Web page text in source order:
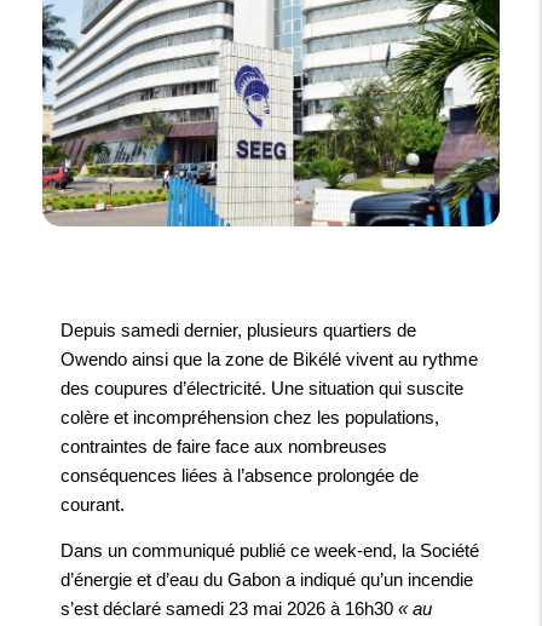
Depuis samedi dernier, plusieurs quartiers de
Owendo ainsi que la zone de Bikélé vivent au rythme
des coupures d’électricité. Une situation qui suscite
colère et incompréhension chez les populations,
contraintes de faire face aux nombreuses
conséquences liées à l’absence prolongée de
courant.
Dans un communiqué publié ce week-end, la Société
d’énergie et d’eau du Gabon a indiqué qu’un incendie
s’est déclaré samedi 23 mai 2026 à 16h30 « au